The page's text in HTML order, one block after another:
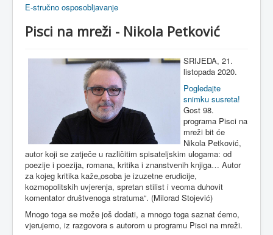
E-stručno osposobljavanje
Pisci na mreži - Nikola Petković
SRIJEDA, 21.
listopada 2020.
Pogledajte
snimku susreta!
Gost 98.
programa Pisci na
mreži bit će
Nikola Petković,
autor koji se zatječe u različitim spisateljskim ulogama: od
poezije i poezija, romana, kritika i znanstvenih knjiga… Autor
za kojeg kritika kaže„osoba je izuzetne erudicije,
kozmopolitskih uvjerenja, spretan stilist i veoma duhovit
komentator društvenoga stratuma“. (Milorad Stojević)
Mnogo toga se može još dodati, a mnogo toga saznat ćemo,
vjerujemo, iz razgovora s autorom u programu Pisci na mreži.